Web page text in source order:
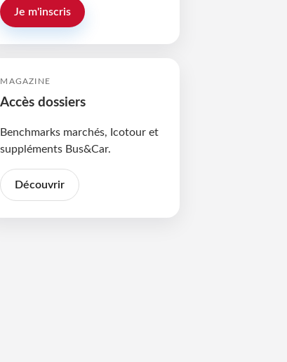
Je m'inscris
MAGAZINE
Accès dossiers
Benchmarks marchés, Icotour et
suppléments Bus&Car.
Découvrir